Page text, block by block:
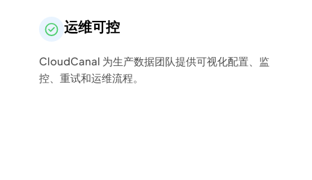
运维可控
CloudCanal 为生产数据团队提供可视化配置、监
控、重试和运维流程。